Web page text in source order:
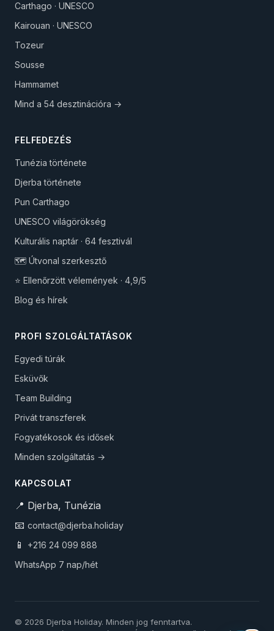
Carthago · UNESCO
Kairouan · UNESCO
Tozeur
Sousse
Hammamet
Mind a 54 desztinációra →
FELFEDEZÉS
Tunézia története
Djerba története
Pun Carthago
UNESCO világörökség
Kulturális naptár · 64 fesztivál
🗺️ Útvonal szerkesztő
⭐ Ellenőrzött vélemények · 4,9/5
Blog és hírek
PROFI SZOLGÁLTATÁSOK
Egyedi túrák
Esküvők
Team Building
Privát transzferek
Fogyatékosok és idősek
Minden szolgáltatás →
KAPCSOLAT
📍 Djerba, Tunézia
📧 contact@djerba.holiday
📱
+216 24 099 888
WhatsApp 7 nap/hét
© 2026 Djerba Holiday. Minden jog fenntartva.